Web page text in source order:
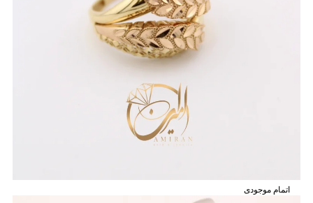
اتمام موجودی